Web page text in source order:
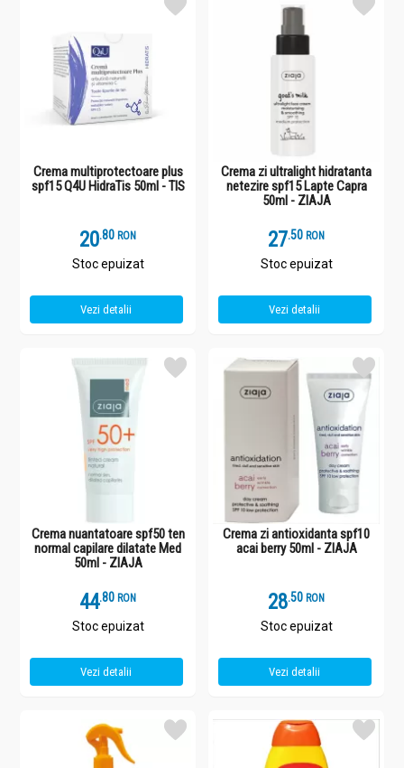
Crema multiprotectoare plus
spf15 Q4U HidraTis 50ml - TIS
20.8 RON
Stoc epuizat
Vezi detalii
Crema zi ultralight hidratanta
netezire spf15 Lapte Capra
50ml - ZIAJA
27.5 RON
Stoc epuizat
Vezi detalii
Crema nuantatoare spf50 ten
normal capilare dilatate Med
50ml - ZIAJA
44.8 RON
Stoc epuizat
Vezi detalii
Crema zi antioxidanta spf10
acai berry 50ml - ZIAJA
28.5 RON
Stoc epuizat
Vezi detalii